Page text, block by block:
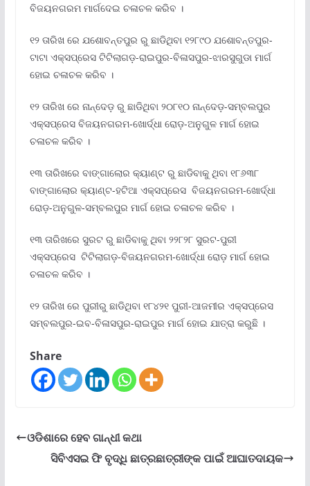
ବିଜୟନଗରମ ମାର୍ଗଦେଇ ଚଳାଚଳ କରିବ ।
୧୨ ତାରିଖ ରେ ଯଶୋବନ୍ତପୁର ରୁ ଛାଡିଥିବା ୧୨୮୯୦ ଯଶୋବନ୍ତପୁର-
ଟାଟା ଏକ୍ସପ୍ରେସ ଟିଟିଲାଗଡ଼-ରାଇପୁର-ବିଳାସପୁର-ଝାରସୁଗୁଡା ମାର୍ଗ
ହୋଇ ଚଳାଚଳ କରିବ ।
୧୨ ତାରିଖ ରେ ନାନ୍ଦେଡ଼ ରୁ ଛାଡିଥିବା ୨୦୮୧୦ ନାନ୍ଦେଡ଼-ସମ୍ବଲପୁର
ଏକ୍ସପ୍ରେସ ବିଜୟନଗରମ-ଖୋର୍ଦ୍ଧା ରୋଡ଼-ଅନୁଗୁଳ ମାର୍ଗ ହୋଇ
ଚଳାଚଳ କରିବ ।
୧୩ ତାରିଖରେ ବାଙ୍ଗାଲୋର କ୍ୟାଣ୍ଟ ରୁ ଛାଡିବାକୁ ଥିବା ୧୮୬୩୮
ବାଙ୍ଗାଲୋର କ୍ୟାଣ୍ଟ-ହଟିଆ ଏକ୍ସପ୍ରେସ ବିଜୟନଗରମ-ଖୋର୍ଦ୍ଧା
ରୋଡ଼-ଅନୁଗୁଳ-ସମ୍ବଲପୁର ମାର୍ଗ ହୋଇ ଚଳାଚଳ କରିବ ।
୧୩ ତାରିଖରେ ସୁରଟ ରୁ ଛାଡିବାକୁ ଥିବା ୨୨୮୨୮ ସୁରଟ-ପୁରୀ
ଏକ୍ସପ୍ରେସ ଟିଟିଲାଗଡ଼-ବିଜୟନଗରମ-ଖୋର୍ଦ୍ଧା ରୋଡ଼ ମାର୍ଗ ହୋଇ
ଚଳାଚଳ କରିବ ।
୧୨ ତାରିଖ ରେ ପୁରୀରୁ ଛାଡିଥିବା ୧୮୪୨୧ ପୁରୀ-ଆଜମୀର ଏକ୍ସପ୍ରେସ
ସମ୍ବଲପୁର-ଇବ-ବିଳାସପୁର-ରାଇପୁର ମାର୍ଗ ହୋଇ ଯାତ୍ରା କରୁଛି ।
Share
ଓଡିଶାରେ ହେବ ଗାନ୍ଧୀ କଥା
ସିବିଏସଇ ଫି ବୃଦ୍ଧି ଛାତ୍ରଛାତ୍ରୀଙ୍କ ପାଇଁ ଆଘାତଦାୟକ